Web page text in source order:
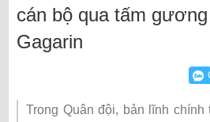
cán bộ qua tấm
Gagarin
Trong Quân đội, bản lĩnh chính